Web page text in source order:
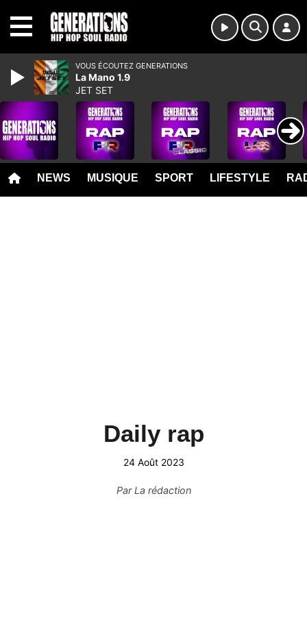
NEWS MUSIQUE SPORT LIFESTYLE
Daily rap
24 Août 2023
ParLa rédaction
VOUS ÉCOUTEZ GENERATIONS
La Mano 1.9
JET SET